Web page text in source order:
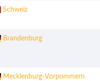
Schweiz
Brandenburg
Mecklenburg-Vorpommern